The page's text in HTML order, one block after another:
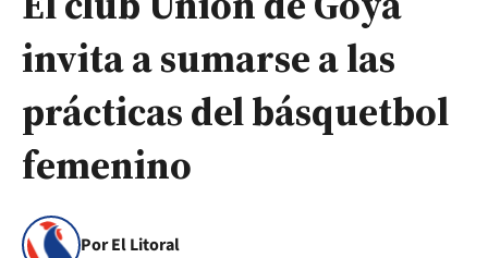
invita a sumarse a las
prácticas del básquetbol
femenino
Por El Litoral